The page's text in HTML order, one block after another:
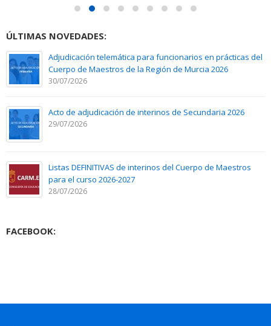
ÚLTIMAS NOVEDADES:
Adjudicación telemática para funcionarios en prácticas del
Cuerpo de Maestros de la Región de Murcia 2026
30/07/2026
Acto de adjudicación de interinos de Secundaria 2026
29/07/2026
Listas DEFINITIVAS de interinos del Cuerpo de Maestros
para el curso 2026-2027
28/07/2026
FACEBOOK: